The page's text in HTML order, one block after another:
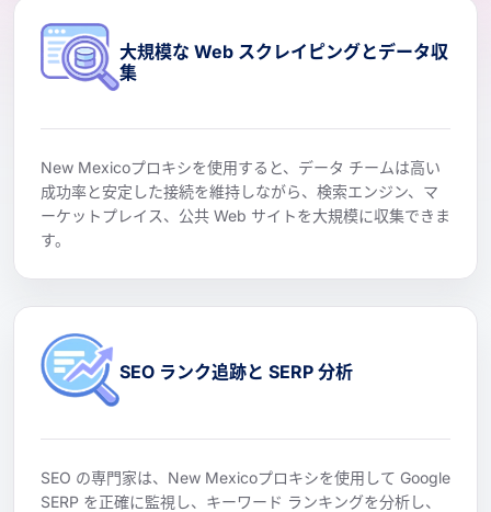
大規模な Web スクレイピングとデータ収
集
New Mexicoプロキシを使用すると、データ チームは高い
成功率と安定した接続を維持しながら、検索エンジン、マ
ーケットプレイス、公共 Web サイトを大規模に収集できま
す。
SEO ランク追跡と SERP 分析
SEO の専門家は、New Mexicoプロキシを使用して Google
SERP を正確に監視し、キーワード ランキングを分析し、